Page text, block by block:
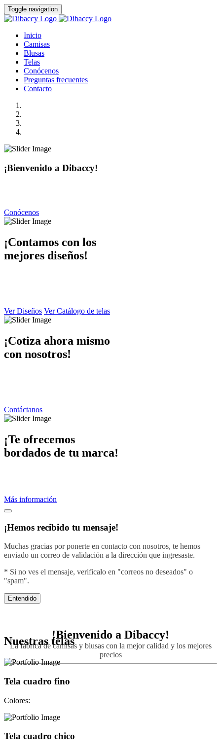
Toggle navigation
Inicio
Camisas
Blusas
Telas
Conócenos
Preguntas frecuentes
Contacto
¡Bienvenido a Dibaccy!
Conócenos
¡Contamos con los
mejores diseños!
Ver Diseños Ver Catálogo de telas
¡Cotiza ahora mismo
con nosotros!
Contáctanos
¡Te ofrecemos
bordados de tu marca!
Más información
¡Hemos recibido tu mensaje!
Muchas gracias por ponerte en contacto con nosotros, te hemos
enviado un correo de validación a la dirección que ingresaste.
* Si no ves el mensaje, verificalo en "correos no deseados" o
"spam".
Entendido
!Bienvenido a Dibaccy!
La fábrica de camisas y blusas con la mejor calidad y los mejores
precios
Nuestras telas
Tela cuadro fino
Colores:
Tela cuadro chico